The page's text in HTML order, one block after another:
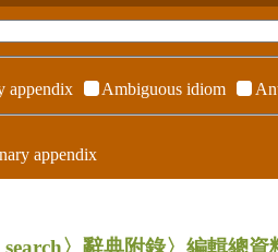
appendix Ambiguous idiom
appendix
〉辭典附錄〉編輯總資